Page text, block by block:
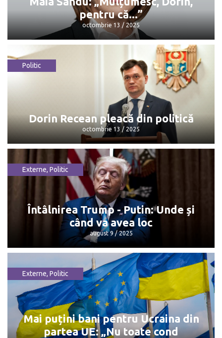
pentru că...”
octombrie 13 / 2025
Maia Sandu: „Mulțumesc, Dorin, pentru
octombrie 13 / 2025
Politic
Dorin Recean pleacă din politică
octombrie 13 / 2025
Dorin Recean pleacă din politică
octombrie 13 / 2025
Externe, Politic
Întâlnirea Trump - Putin: Unde și
când va avea loc
august 9 / 2025
Întâlnirea Trump - Putin: Unde și când
va avea loc
august 9 / 2025
Externe, Politic
Mai puțini bani pentru Ucraina din
partea UE: „Nu toate cond